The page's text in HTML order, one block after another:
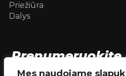
Mes naudojame
Priežiūra
Dalys